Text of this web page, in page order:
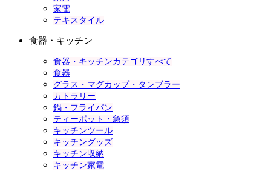
家電
テキスタイル
食器・キッチン
食器・キッチンカテゴリすべて
食器
グラス・マグカップ・タンブラー
カトラリー
鍋・フライパン
ティーポット・急須
キッチンツール
キッチングッズ
キッチン収納
キッチン家電